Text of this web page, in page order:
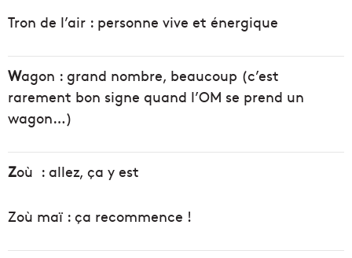
Tron de l’air : personne vive et énergique
Wagon : grand nombre, beaucoup (c’est
rarement bon signe quand l’OM se prend un
wagon…)
Zoù : allez, ça y est
Zoù maï : ça recommence !